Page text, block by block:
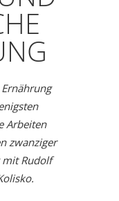
Arbeiten
zwanziger
mit Rudolf